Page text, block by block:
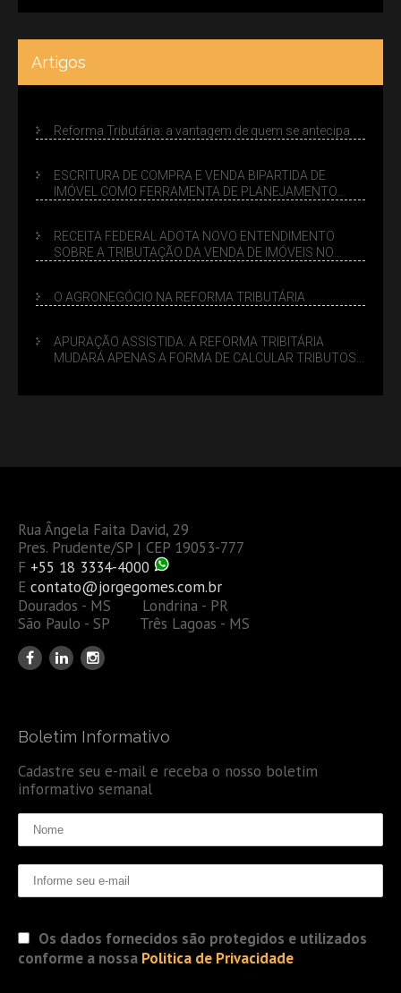
Artigos
Reforma Tributária: a vantagem de quem se antecipa
ESCRITURA DE COMPRA E VENDA BIPARTIDA DE
IMÓVEL COMO FERRAMENTA DE PLANEJAMENTO
RECEITA FEDERAL ADOTA NOVO ENTENDIMENTO
SOBRE A TRIBUTAÇÃO DA VENDA DE IMÓVEIS NO
O AGRONEGÓCIO NA REFORMA TRIBUTÁRIA
APURAÇÃO ASSISTIDA: A REFORMA TRIBITÁRIA
MUDARÁ APENAS A FORMA DE CALCULAR TRIBUTOS
Rua Ângela Faita David, 29
Pres. Prudente/SP | CEP 19053-777
F +55 18 3334-4000
E contato@jorgegomes.com.br
Dourados - MS Londrina - PR
São Paulo - SP Três Lagoas - MS
Boletim Informativo
Cadastre seu e-mail e receba o nosso boletim
informativo semanal
Os dados fornecidos são protegidos e utilizados
conforme a nossa Politica de Privacidade